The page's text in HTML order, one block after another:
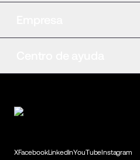
XFacebookLinkedInYouTubeInstagram